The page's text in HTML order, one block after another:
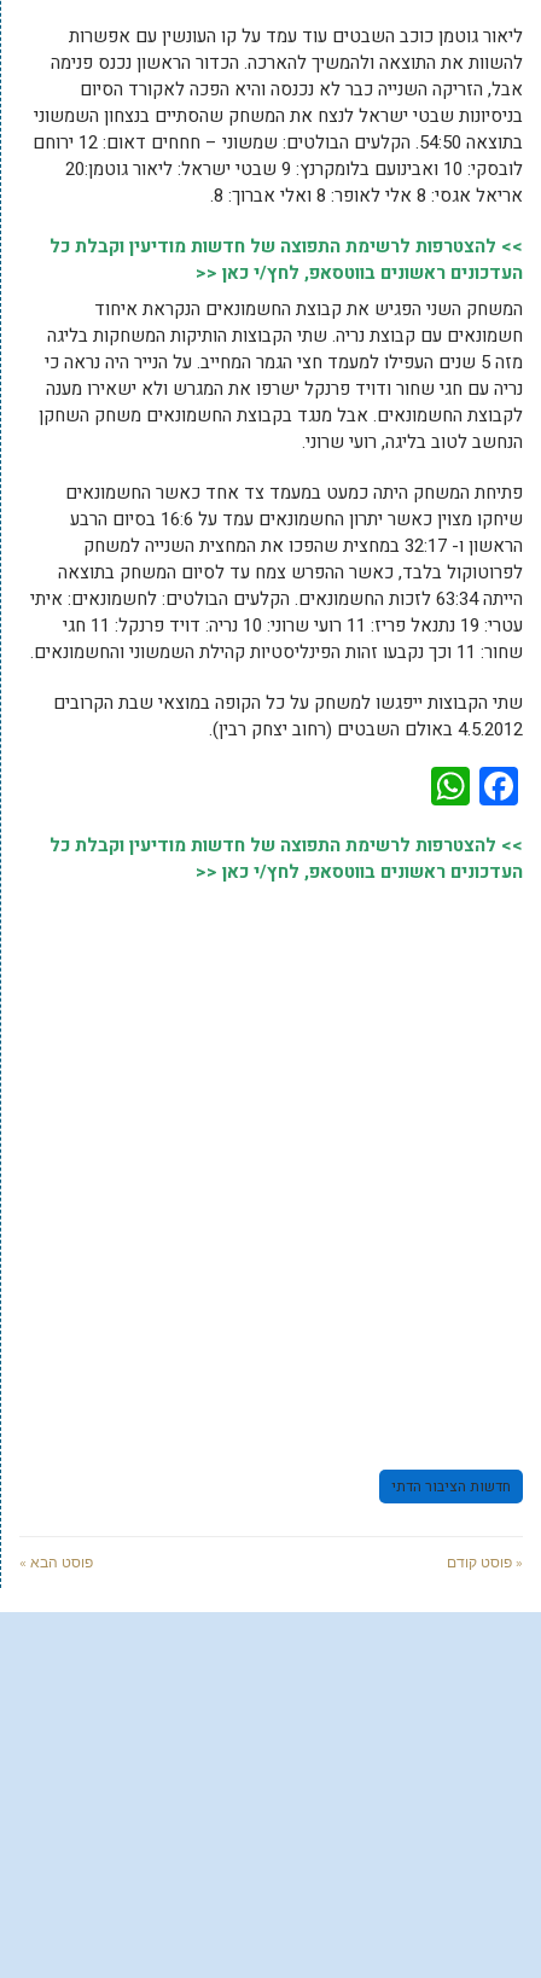
ליאור גוטמן כוכב השבטים עוד עמד על קו העונשין עם אפשרות
להשוות את התוצאה ולהמשיך להארכה. הכדור הראשון נכנס פנימה
אבל, הזריקה השנייה כבר לא נכנסה והיא הפכה לאקורד הסיום
בניסיונות שבטי ישראל לנצח את המשחק שהסתיים בנצחון השמשוני
בתוצאה 54:50. הקלעים הבולטים: שמשוני – חחחים דאום: 12 ירוחם
לובסקי: 10 ואבינועם בלומקרנץ: 9 שבטי ישראל: ליאור גוטמן:20
אריאל אגסי: 8 אלי לאופר: 8 ואלי אברוך: 8.
>> להצטרפות לרשימת התפוצה של חדשות מודיעין וקבלת כל
העדכונים ראשונים בווטסאפ, לחץ/י כאן <<
המשחק השני הפגיש את קבוצת החשמונאים הנקראת איחוד
חשמונאים עם קבוצת נריה. שתי הקבוצות הותיקות המשחקות בליגה
מזה 5 שנים העפילו למעמד חצי הגמר המחייב. על הנייר היה נראה כי
נריה עם חגי שחור ודויד פרנקל ישרפו את המגרש ולא ישאירו מענה
לקבוצת החשמונאים. אבל מנגד בקבוצת החשמונאים משחק השחקן
הנחשב לטוב בליגה, רועי שרוני.
פתיחת המשחק היתה כמעט במעמד צד אחד כאשר החשמונאים
שיחקו מצוין כאשר יתרון החשמונאים עמד על 16:6 בסיום הרבע
הראשון ו- 32:17 במחצית שהפכו את המחצית השנייה למשחק
לפרוטוקול בלבד, כאשר ההפרש צמח עד לסיום המשחק בתוצאה
הייתה 63:34 לזכות החשמונאים. הקלעים הבולטים: לחשמונאים: איתי
עטרי: 19 נתנאל פריז: 11 רועי שרוני: 10 נריה: דויד פרנקל: 11 חגי
שחור: 11 וכך נקבעו זהות הפינליסטיות קהילת השמשוני והחשמונאים.
שתי הקבוצות ייפגשו למשחק על כל הקופה במוצאי שבת הקרובים
4.5.2012 באולם השבטים (רחוב יצחק רבין).
Facebook
>> להצטרפות לרשימת התפוצה של חדשות מודיעין וקבלת כל
העדכונים ראשונים בווטסאפ, לחץ/י כאן <<
חדשות הציבור הדתי
« פוסט קודם פוסט הבא »